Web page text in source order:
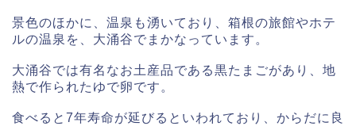
景色のほかに、温泉も湧いており、箱根の旅館やホテ
ルの温泉を、大涌谷でまかなっています。
大涌谷では有名なお土産品である黒たまごがあり、地
熱で作られたゆで卵です。
食べると7年寿命が延びるといわれており、からだに良